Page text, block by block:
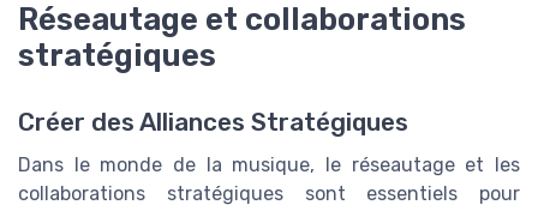
Réseautage et collaborations
stratégiques
Créer des Alliances Stratégiques
Dans le monde de la musique, le réseautage et les
collaborations stratégiques sont essentiels pour